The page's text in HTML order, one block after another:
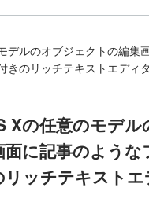
デルのオブジェクトの編集
きのリッチテキストエディ
Xの任意のモデル
に記事のような
リッチテキスト